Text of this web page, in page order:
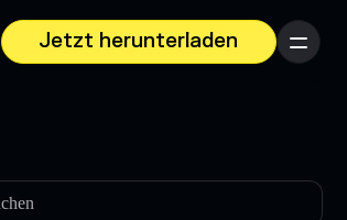
Jetzt herunterladen
Menü